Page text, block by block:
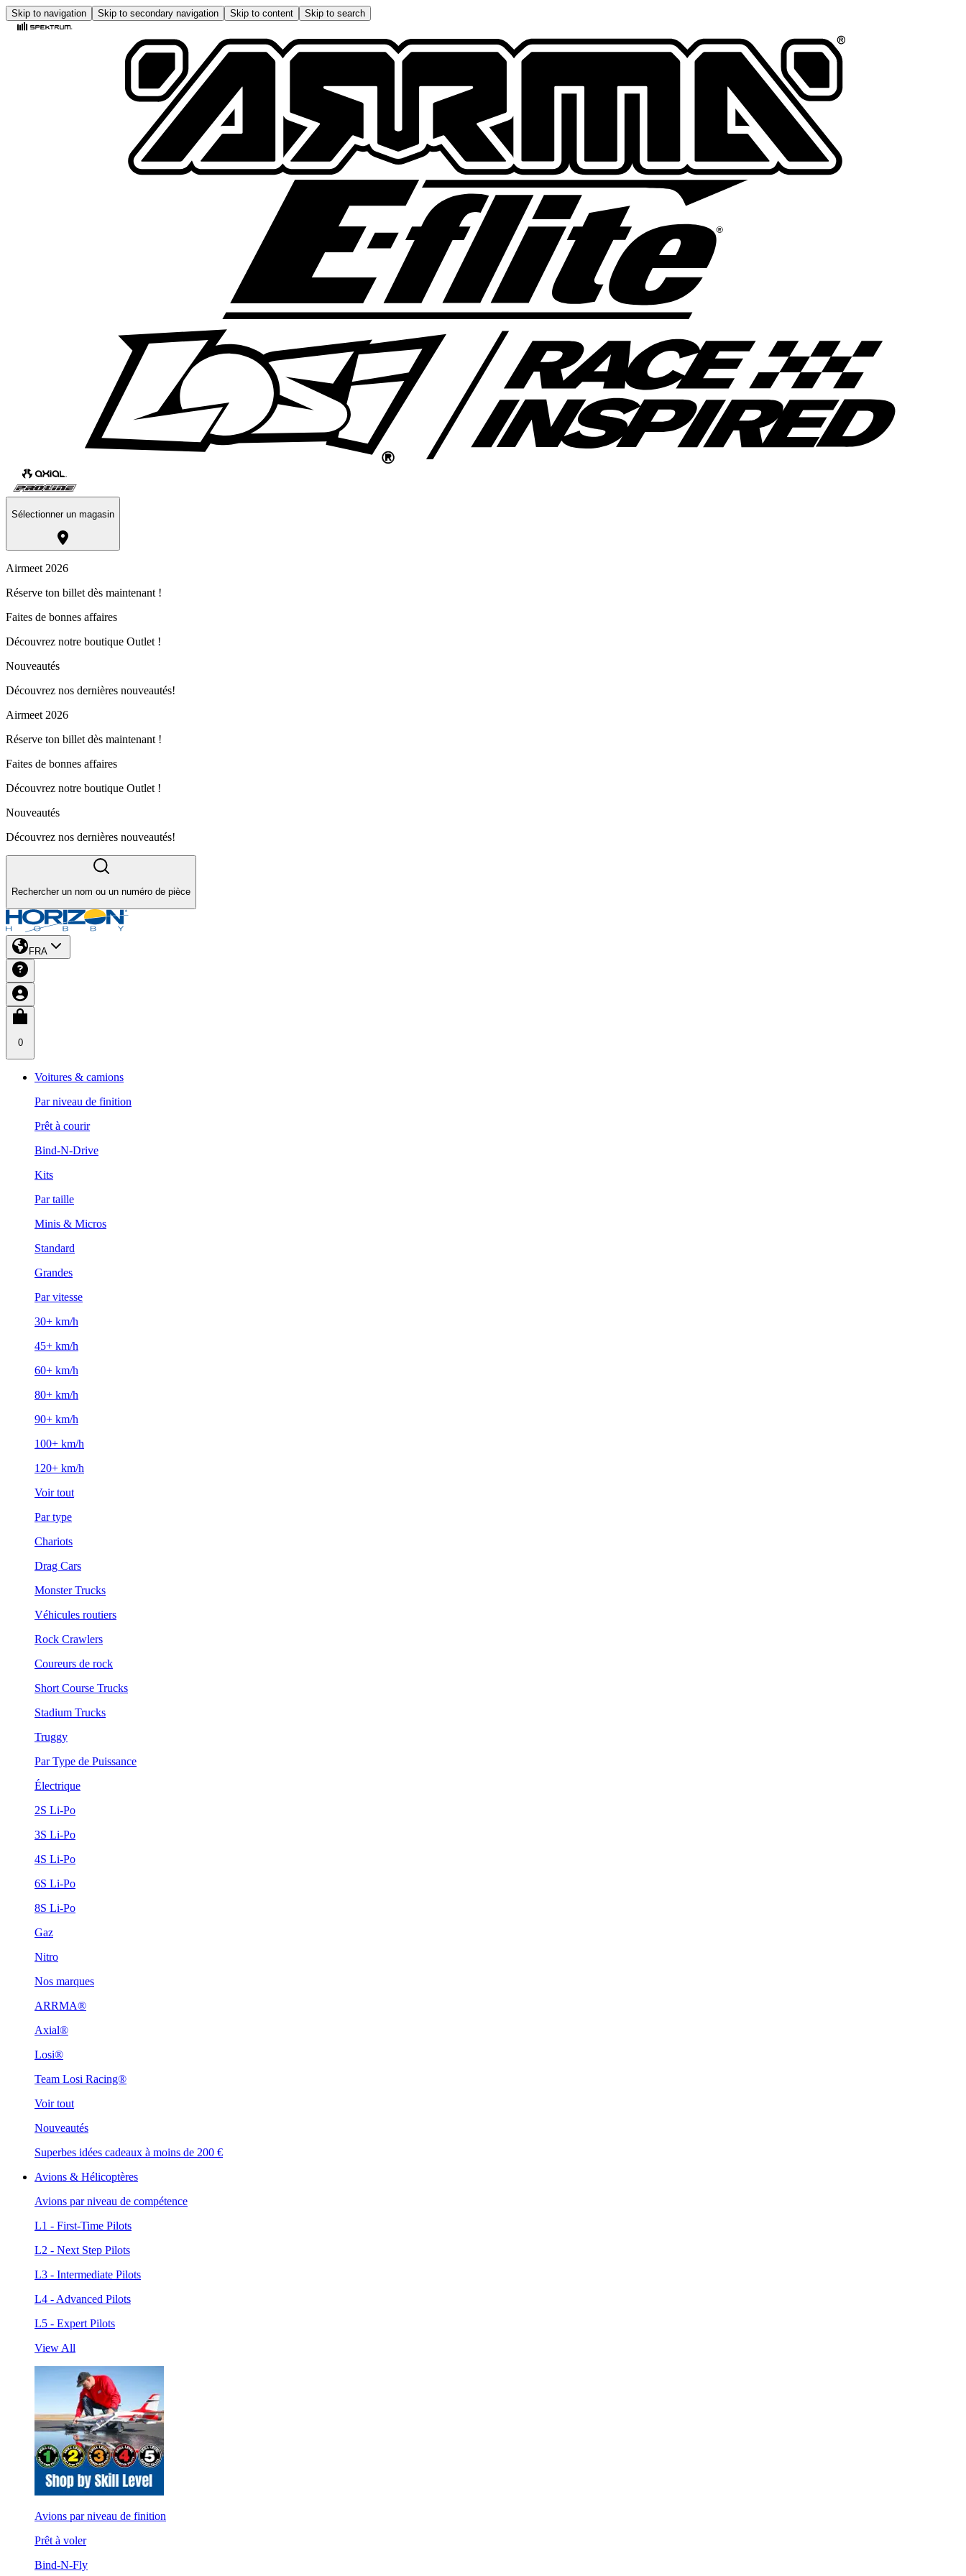
Skip to navigation Skip to secondary navigation Skip to content Skip to search
Sélectionner un magasin
Airmeet 2026
Réserve ton billet dès maintenant !
Faites de bonnes affaires
Découvrez notre boutique Outlet !
Nouveautés
Découvrez nos dernières nouveautés!
Airmeet 2026
Réserve ton billet dès maintenant !
Faites de bonnes affaires
Découvrez notre boutique Outlet !
Nouveautés
Découvrez nos dernières nouveautés!
Rechercher un nom ou un numéro de pièce
FRA
0
Voitures & camions
Par niveau de finition
Prêt à courir
Bind-N-Drive
Kits
Par taille
Minis & Micros
Standard
Grandes
Par vitesse
30+ km/h
45+ km/h
60+ km/h
80+ km/h
90+ km/h
100+ km/h
120+ km/h
Voir tout
Par type
Chariots
Drag Cars
Monster Trucks
Véhicules routiers
Rock Crawlers
Coureurs de rock
Short Course Trucks
Stadium Trucks
Truggy
Par Type de Puissance
Électrique
2S Li-Po
3S Li-Po
4S Li-Po
6S Li-Po
8S Li-Po
Gaz
Nitro
Nos marques
ARRMA®
Axial®
Losi®
Team Losi Racing®
Voir tout
Nouveautés
Superbes idées cadeaux à moins de 200 €
Avions & Hélicoptères
Avions par niveau de compétence
L1 - First-Time Pilots
L2 - Next Step Pilots
L3 - Intermediate Pilots
L4 - Advanced Pilots
L5 - Expert Pilots
View All
Avions par niveau de finition
Prêt à voler
Bind-N-Fly